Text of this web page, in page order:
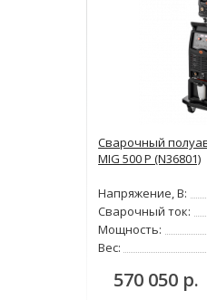
Сварочный
MIG 500 P (N36801)
Напряжение, В:
Сварочный ток:
Мощность:
Вес:
570 050 р.